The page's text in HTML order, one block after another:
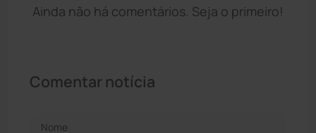
Ainda não há comentários. Seja o primeiro!
Comentar notícia